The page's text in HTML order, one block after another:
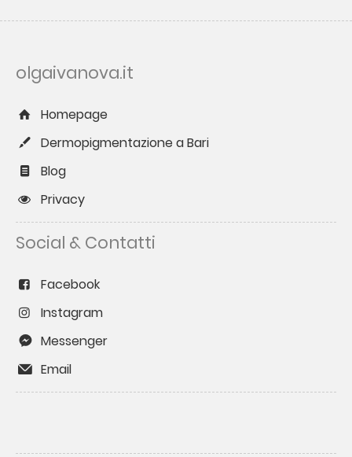
olgaivanova.it
Homepage
Dermopigmentazione a Bari
Blog
Privacy
Social & Contatti
Facebook
Instagram
Messenger
Email